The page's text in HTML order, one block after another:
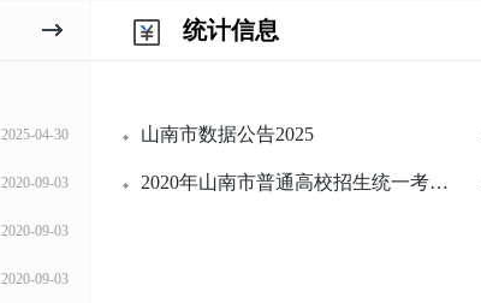
2025-04-30
2020-09-03
2020-09-03
2020-09-03
统计信息
山南市数据公告2025
2020年山南市普通高校招生统一考试报名情况